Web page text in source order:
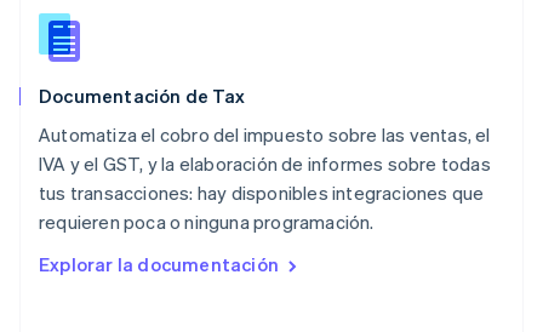
Documentación de Tax
Automatiza el cobro del impuesto sobre las ventas, el
IVA y el GST, y la elaboración de informes sobre todas
tus transacciones: hay disponibles integraciones que
requieren poca o ninguna programación.
Explorar la documentación
English
Portugal
RAE de Hong Kong, China
English简体中文
Reino Unido
English
República Checa
English
English